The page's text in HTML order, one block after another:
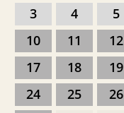
3
4 5
10
11 12
17
18 19
24
25 26